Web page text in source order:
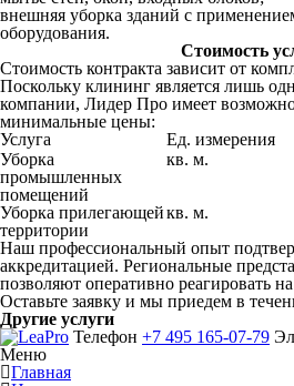
внешняя уборка зданий с
оборудования.
Стоимость
Стоимость контракта зависит от
Поскольку клининг является лишь
компании, Лидер Про имеет
минимальные цены:
Услуга
Ед. измерения
Уборка
промышленных
помещений
кв. м.
Уборка прилегающей
территории
кв. м.
Наш профессиональный опыт
аккредитацией. Региональные
позволяют оперативно реагировать
Оставьте заявку и мы приедем в
Другие услуги
Телефон +7 495 165-07-79
Меню
Главная